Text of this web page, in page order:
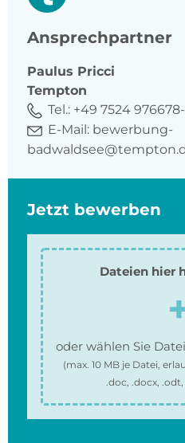
Ansprechpartner
Paulus Pricci
Tempton
Tel.: +49 7524
E-Mail: bewerbung-
Jetzt bewerben
Dateien hier
oder wählen Sie
(max. 10 MBje Datei,
.doc, .docx,